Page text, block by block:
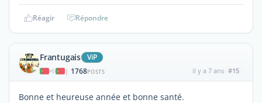
Réagir Répondre
Frantugais ViP
| 1768POSTS il y a 7 ans #15
Bonne et heureuse année et bonne santé.